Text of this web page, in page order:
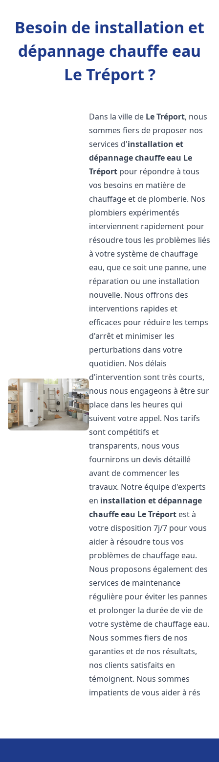
Besoin de installation et
dépannage chauffe eau
Le Tréport ?
Dans la ville de Le Tréport, nous
sommes fiers de proposer nos
services d'installation et
dépannage chauffe eau Le
Tréport pour répondre à tous
vos besoins en matière de
chauffage et de plomberie. Nos
plombiers expérimentés
interviennent rapidement pour
résoudre tous les problèmes liés
à votre système de chauffage
eau, que ce soit une panne, une
réparation ou une installation
nouvelle. Nous offrons des
interventions rapides et
efficaces pour réduire les temps
d'arrêt et minimiser les
perturbations dans votre
quotidien. Nos délais
d'intervention sont très courts,
nous nous engageons à être sur
place dans les heures qui
suivent votre appel. Nos tarifs
sont compétitifs et
transparents, nous vous
fournirons un devis détaillé
avant de commencer les
travaux. Notre équipe d'experts
en installation et dépannage
chauffe eau Le Tréport est à
votre disposition 7j/7 pour vous
aider à résoudre tous vos
problèmes de chauffage eau.
Nous proposons également des
services de maintenance
régulière pour éviter les pannes
et prolonger la durée de vie de
votre système de chauffage eau.
Nous sommes fiers de nos
garanties et de nos résultats,
nos clients satisfaits en
témoignent. Nous sommes
impatients de vous aider à rés